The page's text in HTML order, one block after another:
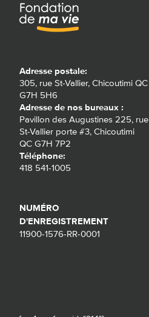
Adresse postale:
305, rue St-Vallier, Chicoutimi QC
G7H 5H6
Adresse de nos bureaux :
Pavillon des Augustines 225, rue
St-Vallier porte #3, Chicoutimi
QC G7H 7P2
Téléphone:
418 541-1005
NUMÉRO
D'ENREGISTREMENT
11900-1576-RR-0001